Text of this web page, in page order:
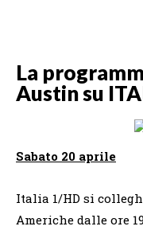
La
Austin su
Sabato 20 aprile
Italia 1/HD si
Americhe dalle ore